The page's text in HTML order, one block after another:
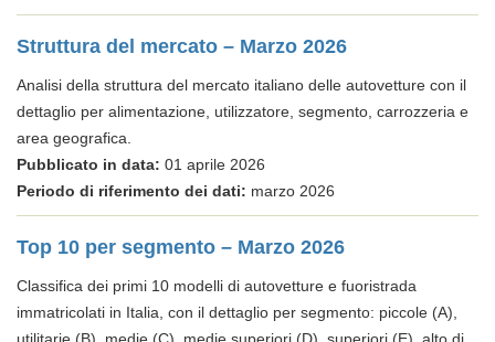
Struttura del mercato – Marzo 2026
Analisi della struttura del mercato italiano delle autovetture con il
dettaglio per alimentazione, utilizzatore, segmento, carrozzeria e
area geografica.
Pubblicato in data: 01 aprile 2026
Periodo di riferimento dei dati: marzo 2026
Top 10 per segmento – Marzo 2026
Classifica dei primi 10 modelli di autovetture e fuoristrada
immatricolati in Italia, con il dettaglio per segmento: piccole (A),